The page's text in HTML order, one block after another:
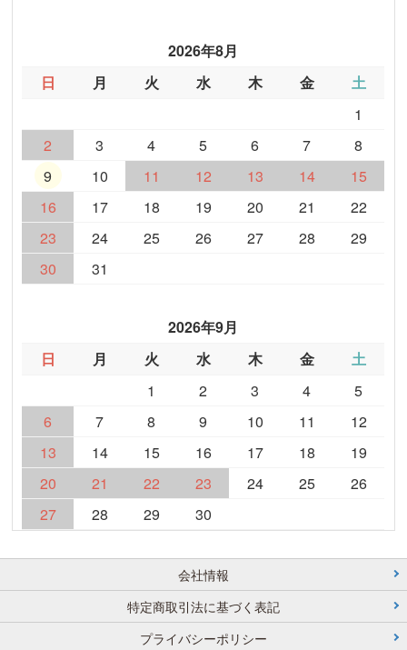
2026年8月
日
月 火 水 木 金
土
1
2
3 4 5 6 7
8
9
10 11 12 13 14
15
16
17 18 19 20 21
22
23
24 25 26 27 28
29
30
31
2026年9月
日
月 火 水 木 金
土
1
2 3 4
5
6
7 8 9 10 11
12
13
14 15 16 17 18
19
20
21 22 23 24 25
26
27
28 29 30
会社情報
特定商取引法に基づく表記
プライバシーポリシー